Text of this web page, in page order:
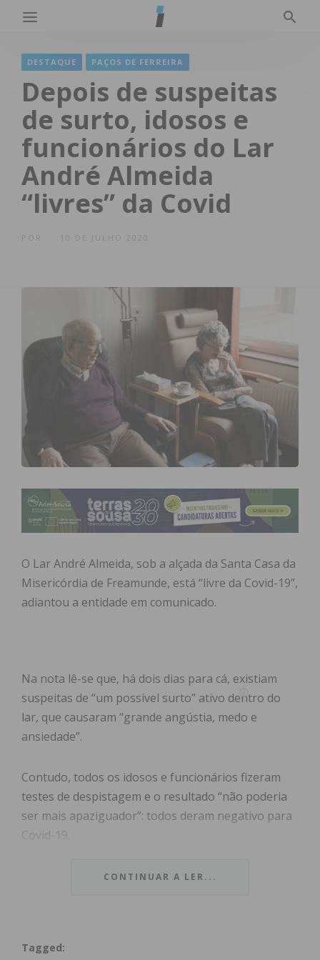
DESTAQUE PAÇOS DE FERREIRA
Depois de suspeitas
de surto, idosos e
funcionários do Lar
André Almeida
“livres” da Covid
O Lar André Almeida, sob a alçada da Santa Casa da
Misericórdia de Freamunde, está “livre da Covid-19”,
adiantou a entidade em comunicado.
Na nota lê-se que, há dois dias para cá, existiam
suspeitas de “um possível surto” ativo dentro do
lar, que causaram “grande angústia, medo e
ansiedade”.
Contudo, todos os idosos e funcionários fizeram
testes de despistagem e o resultado “não poderia
ser mais apaziguador”: todos deram negativo para
Covid-19.
“Continuamos na luta”, rematou a direção da
CONTINUAR A LER...
Tagged: